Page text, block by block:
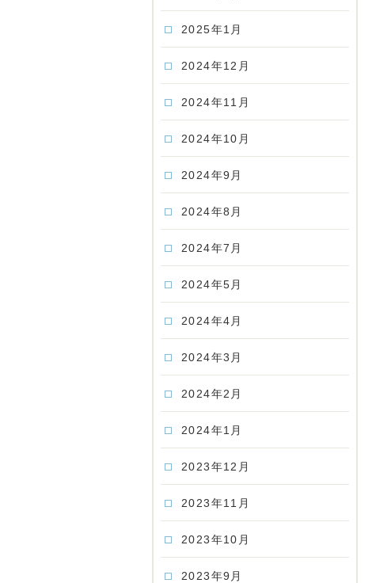
2025年1月
2024年12月
2024年11月
2024年10月
2024年9月
2024年8月
2024年7月
2024年5月
2024年4月
2024年3月
2024年2月
2024年1月
2023年12月
2023年11月
2023年10月
2023年9月